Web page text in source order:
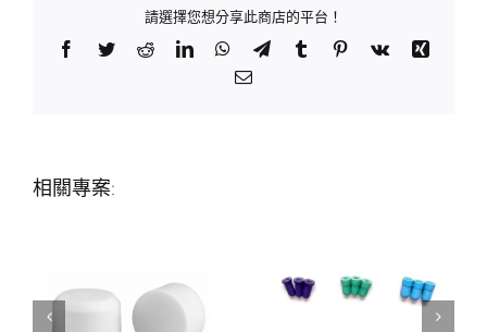
請選擇您想分享此商店的平台！
Facebook
TwitterRedditLinkedInWhatsApp
TelegramTumblr Pinterest
Vk
Xing
Email:
相關專案: